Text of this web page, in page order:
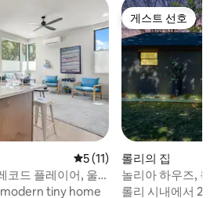
평점 5점(5점 만점), 후기 11
5 (11)
코드 플레이어, 울
tiny home
게스트 선호
게스트 선호
롤리의 집
놀리아 하우즈, 독
억을 만드세요!
롤리 시내에서 2마